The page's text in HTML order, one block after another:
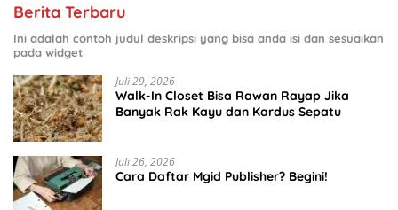
Berita Terbaru
Ini adalah contoh judul deskripsi yang bisa anda isi dan sesuaikan
pada widget
Juli 29, 2026
Walk-In Closet Bisa Rawan Rayap Jika
Banyak Rak Kayu dan Kardus Sepatu
Juli 26, 2026
Cara Daftar Mgid Publisher? Begini!